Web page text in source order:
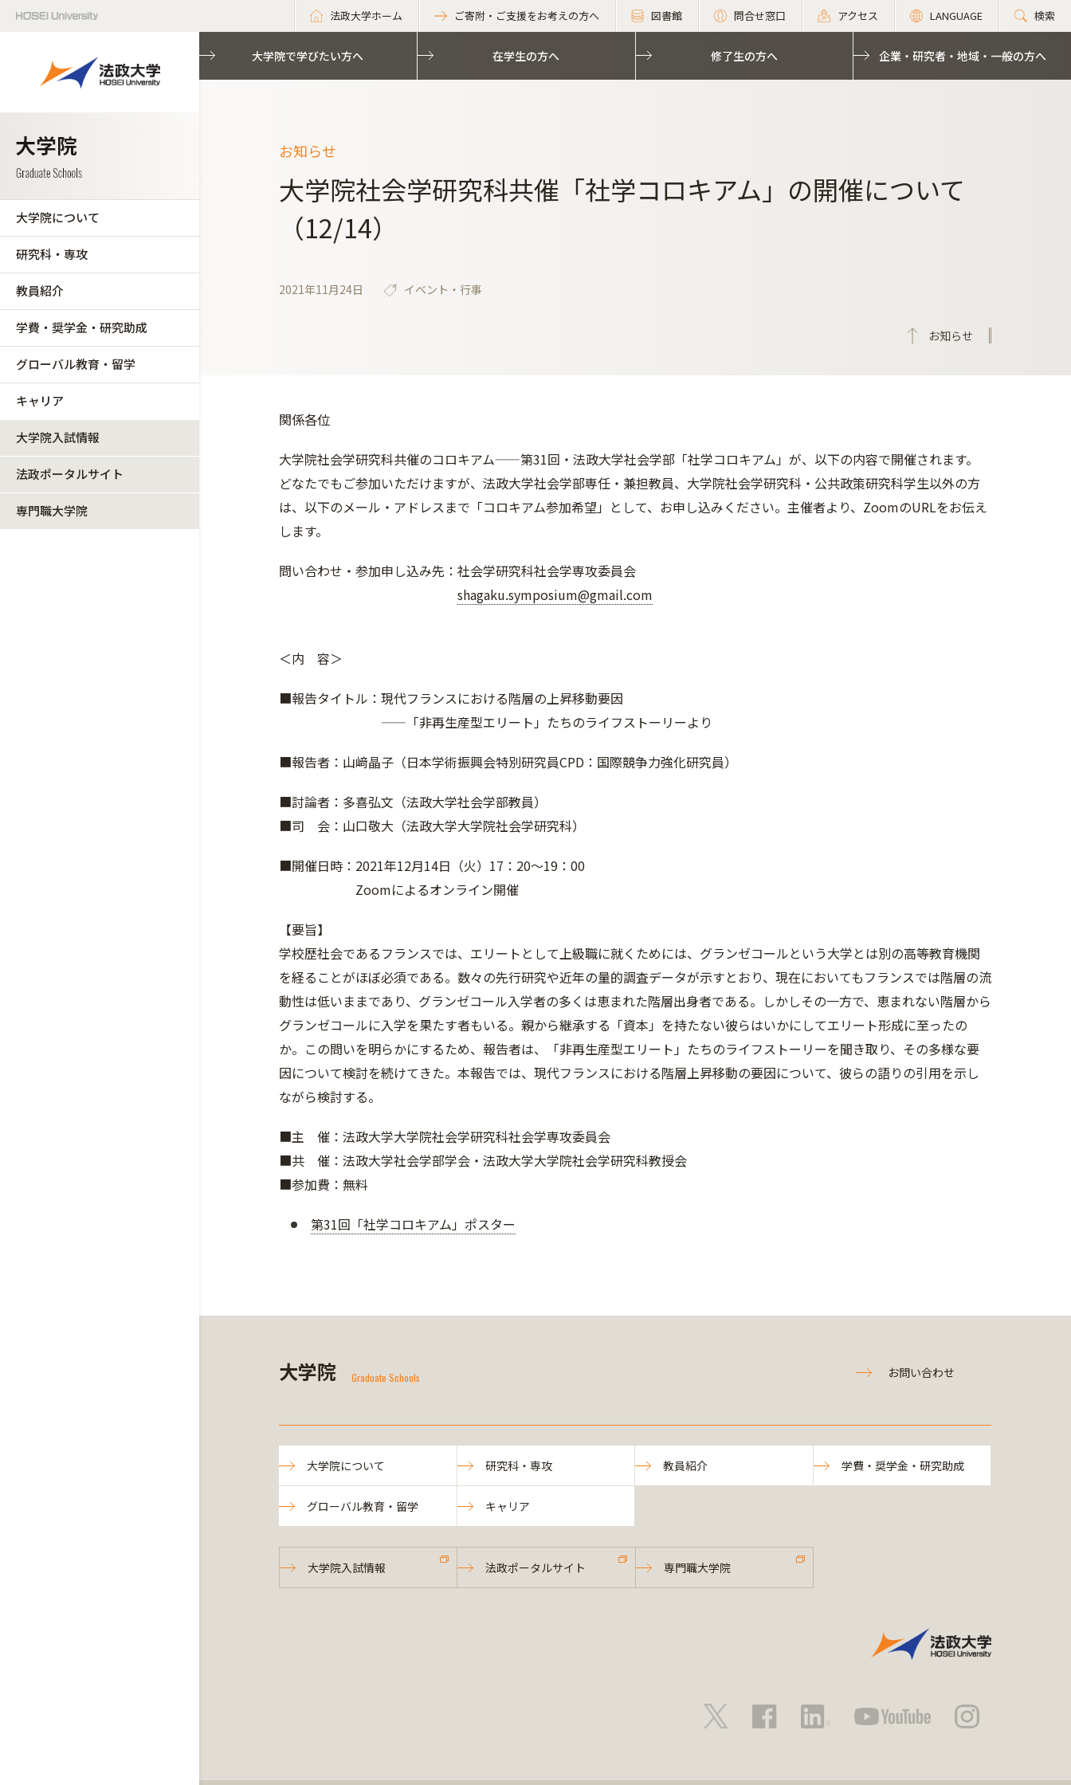
法政大学ホーム ご寄附・ご支援をお考えの方へ 図書館 問合せ窓口 アクセス LANGUAGE 検索
大学院について
研究科・専攻
教員紹介
学費・奨学金・研究助成
グローバル教育・留学
キャリア
大学院入試情報
法政ポータルサイト
専門職大学院
大学院で学びたい方へ 在学生の方へ 修了生の方へ 企業・研究者・地域・一般の方へ
お知らせ
大学院社会学研究科共催「社学コロキアム」の開催について
（12/14）
2021年11月24日 イベント・行事
お知らせ
関係各位
大学院社会学研究科共催のコロキアム——第31回・法政大学社会学部「社学コロキアム」が、以下の内容で開催されます。
どなたでもご参加いただけますが、法政大学社会学部専任・兼担教員、大学院社会学研究科・公共政策研究科学生以外の方
は、以下のメール・アドレスまで「コロキアム参加希望」として、お申し込みください。主催者より、ZoomのURLをお伝え
します。
問い合わせ・参加申し込み先：社会学研究科社会学専攻委員会
shagaku.symposium@gmail.com
＜内 容＞
■報告タイトル：現代フランスにおける階層の上昇移動要因
——「非再生産型エリート」たちのライフストーリーより
■報告者：山﨑晶子（日本学術振興会特別研究員CPD：国際競争力強化研究員）
■討論者：多喜弘文（法政大学社会学部教員）
■司 会：山口敬大（法政大学大学院社会学研究科）
■開催日時：2021年12月14日（火）17：20～19：00
Zoomによるオンライン開催
【要旨】
学校歴社会であるフランスでは、エリートとして上級職に就くためには、グランゼコールという大学とは別の高等教育機関
を経ることがほぼ必須である。数々の先行研究や近年の量的調査データが示すとおり、現在においてもフランスでは階層の流
動性は低いままであり、グランゼコール入学者の多くは恵まれた階層出身者である。しかしその一方で、恵まれない階層から
グランゼコールに入学を果たす者もいる。親から継承する「資本」を持たない彼らはいかにしてエリート形成に至ったの
か。この問いを明らかにするため、報告者は、「非再生産型エリート」たちのライフストーリーを聞き取り、その多様な要
因について検討を続けてきた。本報告では、現代フランスにおける階層上昇移動の要因について、彼らの語りの引用を示し
ながら検討する。
■主 催：法政大学大学院社会学研究科社会学専攻委員会
■共 催：法政大学社会学部学会・法政大学大学院社会学研究科教授会
■参加費：無料
第31回「社学コロキアム」ポスター
大学院 Graduate Schools お問い合わせ
大学院について 研究科・専攻 教員紹介 学費・奨学金・研究助成
グローバル教育・留学 キャリア
大学院入試情報 法政ポータルサイト 専門職大学院